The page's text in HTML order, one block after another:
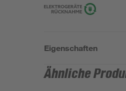
Eigenschaften
Ähnliche